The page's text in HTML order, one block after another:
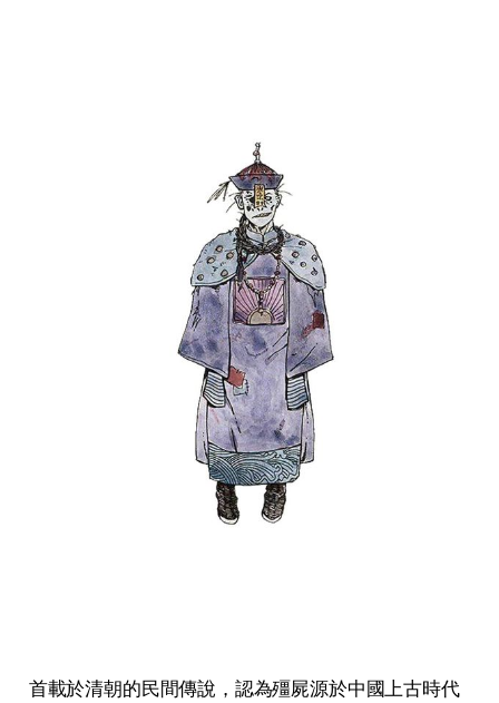
首載於清朝的民間傳說，認為殭屍源於中國上古時代